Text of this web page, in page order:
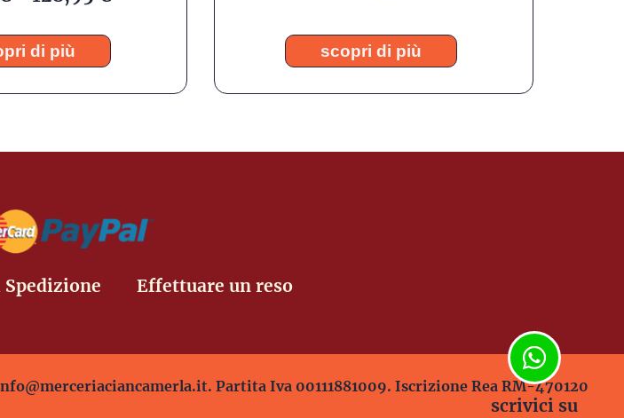
di più scopri di più
Effettuare un reso
Partita Iva 00111881009. Iscrizione Rea RM-470120
scrivici su